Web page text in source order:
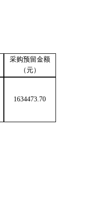
采购预留金额
（元）
1634473.70